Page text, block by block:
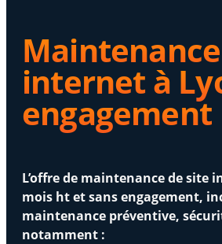
internet à
engagement
L’offre de maintenance de site
mois ht et sans engagement,
maintenance préventive,
notamment :